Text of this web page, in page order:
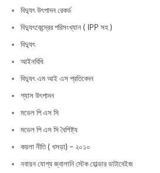
বিদ্যুৎ উৎপাদন রেকর্ড
বিদ্যুৎকেন্দ্রের পরিসংখ্যান ( IPP সহ )
বিদ্যুৎ
আইনবিধি
বিদ্যুৎ এম আই এস প্রতিবেদন
গ্যাস উৎপাদন
মডেল পি এস সি
মডেল পি এস সি বৈশিষ্ট্য
কয়লা নীতি ( খসড়া) – ২০১০
নবায়ন যোগ্য জ্বালানি স্টেক হোল্ডার ডাটাবেইজ